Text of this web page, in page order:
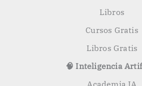
Libros
Cursos Gratis
Libros Gratis
🧠 Inteligencia